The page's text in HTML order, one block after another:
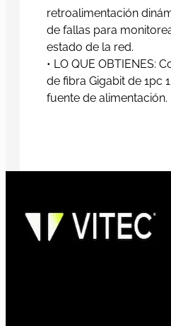
retroalimentación
de fallas para
estado de la red.
• LO QUE OBTIENES:
de fibra Gigabit de 1pc
fuente de alimentación.